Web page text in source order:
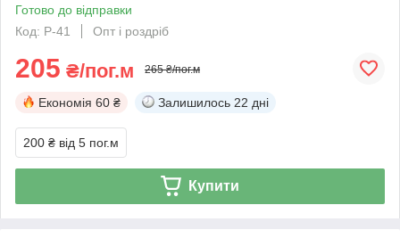
Готово до відправки
Код: P-41
Опт і роздріб
205 ₴/пог.м 265 ₴/пог.м
Економія 60 ₴ Залишилось 22 дні
200 ₴ від 5 пог.м
Купити